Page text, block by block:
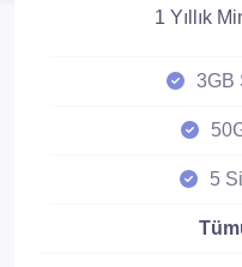
1 Yıllık
3GB
5